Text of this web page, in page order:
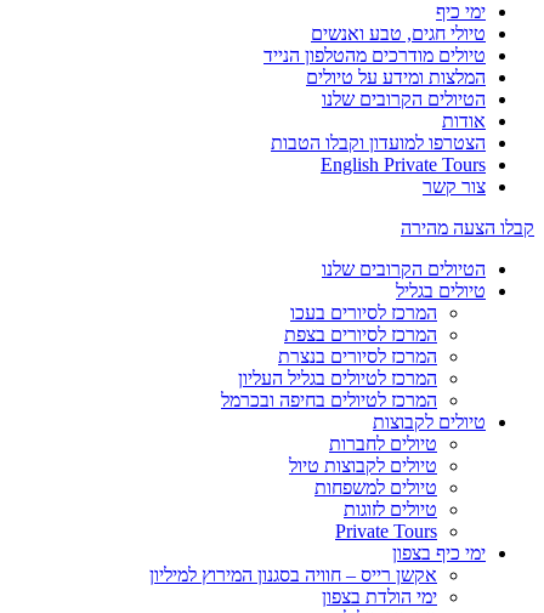
ימי כיף
טיולי חגים, טבע ואנשים
טיולים מודרכים מהטלפון הנייד
המלצות ומידע על טיולים
הטיולים הקרובים שלנו
אודות
הצטרפו למועדון וקבלו הטבות
English Private Tours
צור קשר
קבלו הצעה מהירה
הטיולים הקרובים שלנו
טיולים בגליל
המרכז לסיורים בעכו
המרכז לסיורים בצפת
המרכז לסיורים בנצרת
המרכז לטיולים בגליל העליון
המרכז לטיולים בחיפה ובכרמל
טיולים לקבוצות
טיולים לחברות
טיולים לקבוצות טיול
טיולים למשפחות
טיולים לזוגות
Private Tours
ימי כיף בצפון
אקשן רייס – חוויה בסגנון המירוץ למיליון
ימי הולדת בצפון